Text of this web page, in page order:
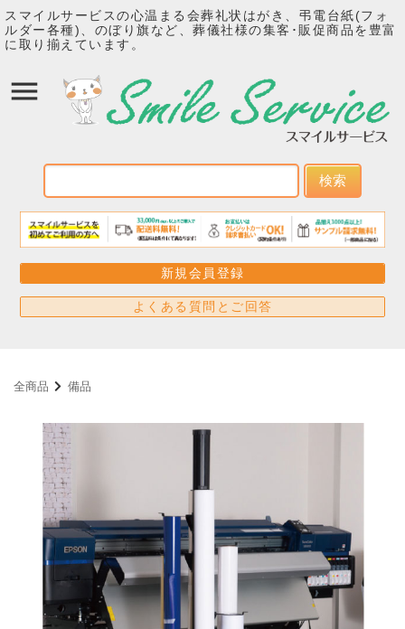
スマイルサービスの心温まる会葬礼状はがき、弔電台紙(フォ
ルダー各種)、のぼり旗など、葬儀社様の集客･販促商品を豊富
に取り揃えています。
検索
新規会員登録
よくある質問とご回答
全商品 備品